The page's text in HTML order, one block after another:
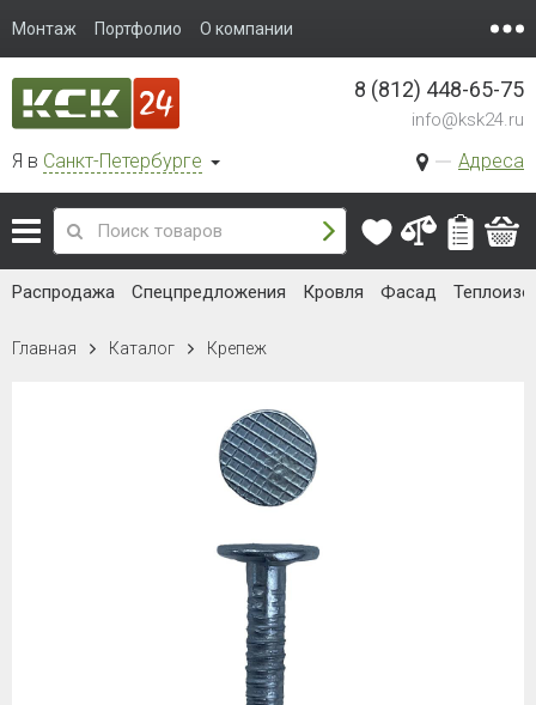
Монтаж Портфолио О компании
Я в Санкт-Петербурге Адреса
8 (812) 448-65-75
info@ksk24.ru
Распродажа Спецпредложения Кровля Фасад
Главная Каталог Крепеж